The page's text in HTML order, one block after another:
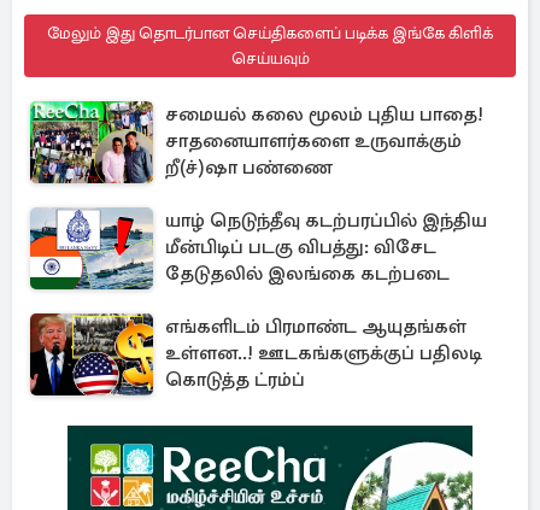
மேலும் இது தொடர்பான செய்திகளைப் படிக்க இங்கே கிளிக்
செய்யவும்
சமையல் கலை மூலம் புதிய பாதை!
சாதனையாளர்களை உருவாக்கும்
றீ(ச்)ஷா பண்ணை
யாழ் நெடுந்தீவு கடற்பரப்பில் இந்திய
மீன்பிடிப் படகு விபத்து: விசேட
தேடுதலில் இலங்கை கடற்படை
எங்களிடம் பிரமாண்ட ஆயுதங்கள்
உள்ளன..! ஊடகங்களுக்குப் பதிலடி
கொடுத்த ட்ரம்ப்